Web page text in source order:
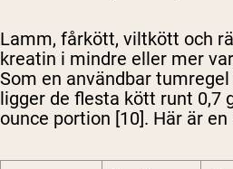
Lamm, fårkött, viltkött och
kreatin i mindre eller mer
Som en användbar
ligger de flesta kött runt 0,7
ounce portion [10]. Här är